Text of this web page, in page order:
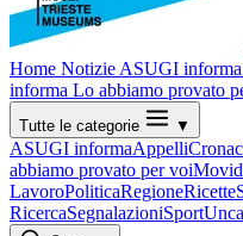
Home Notizie ASUGI informa
informa Lo abbiamo provato
Tutte le categorie ▼
ASUGI informaAppelli
abbiamo provato per voi
LavoroPoliticaRegioneRicette
RicercaSegnalazioniSport